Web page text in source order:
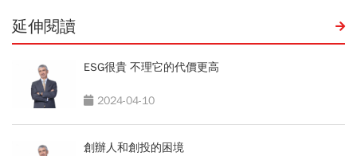
延伸閱讀
ESG很貴 不理它的代價更高
2024-04-10
創辦人和創投的困境